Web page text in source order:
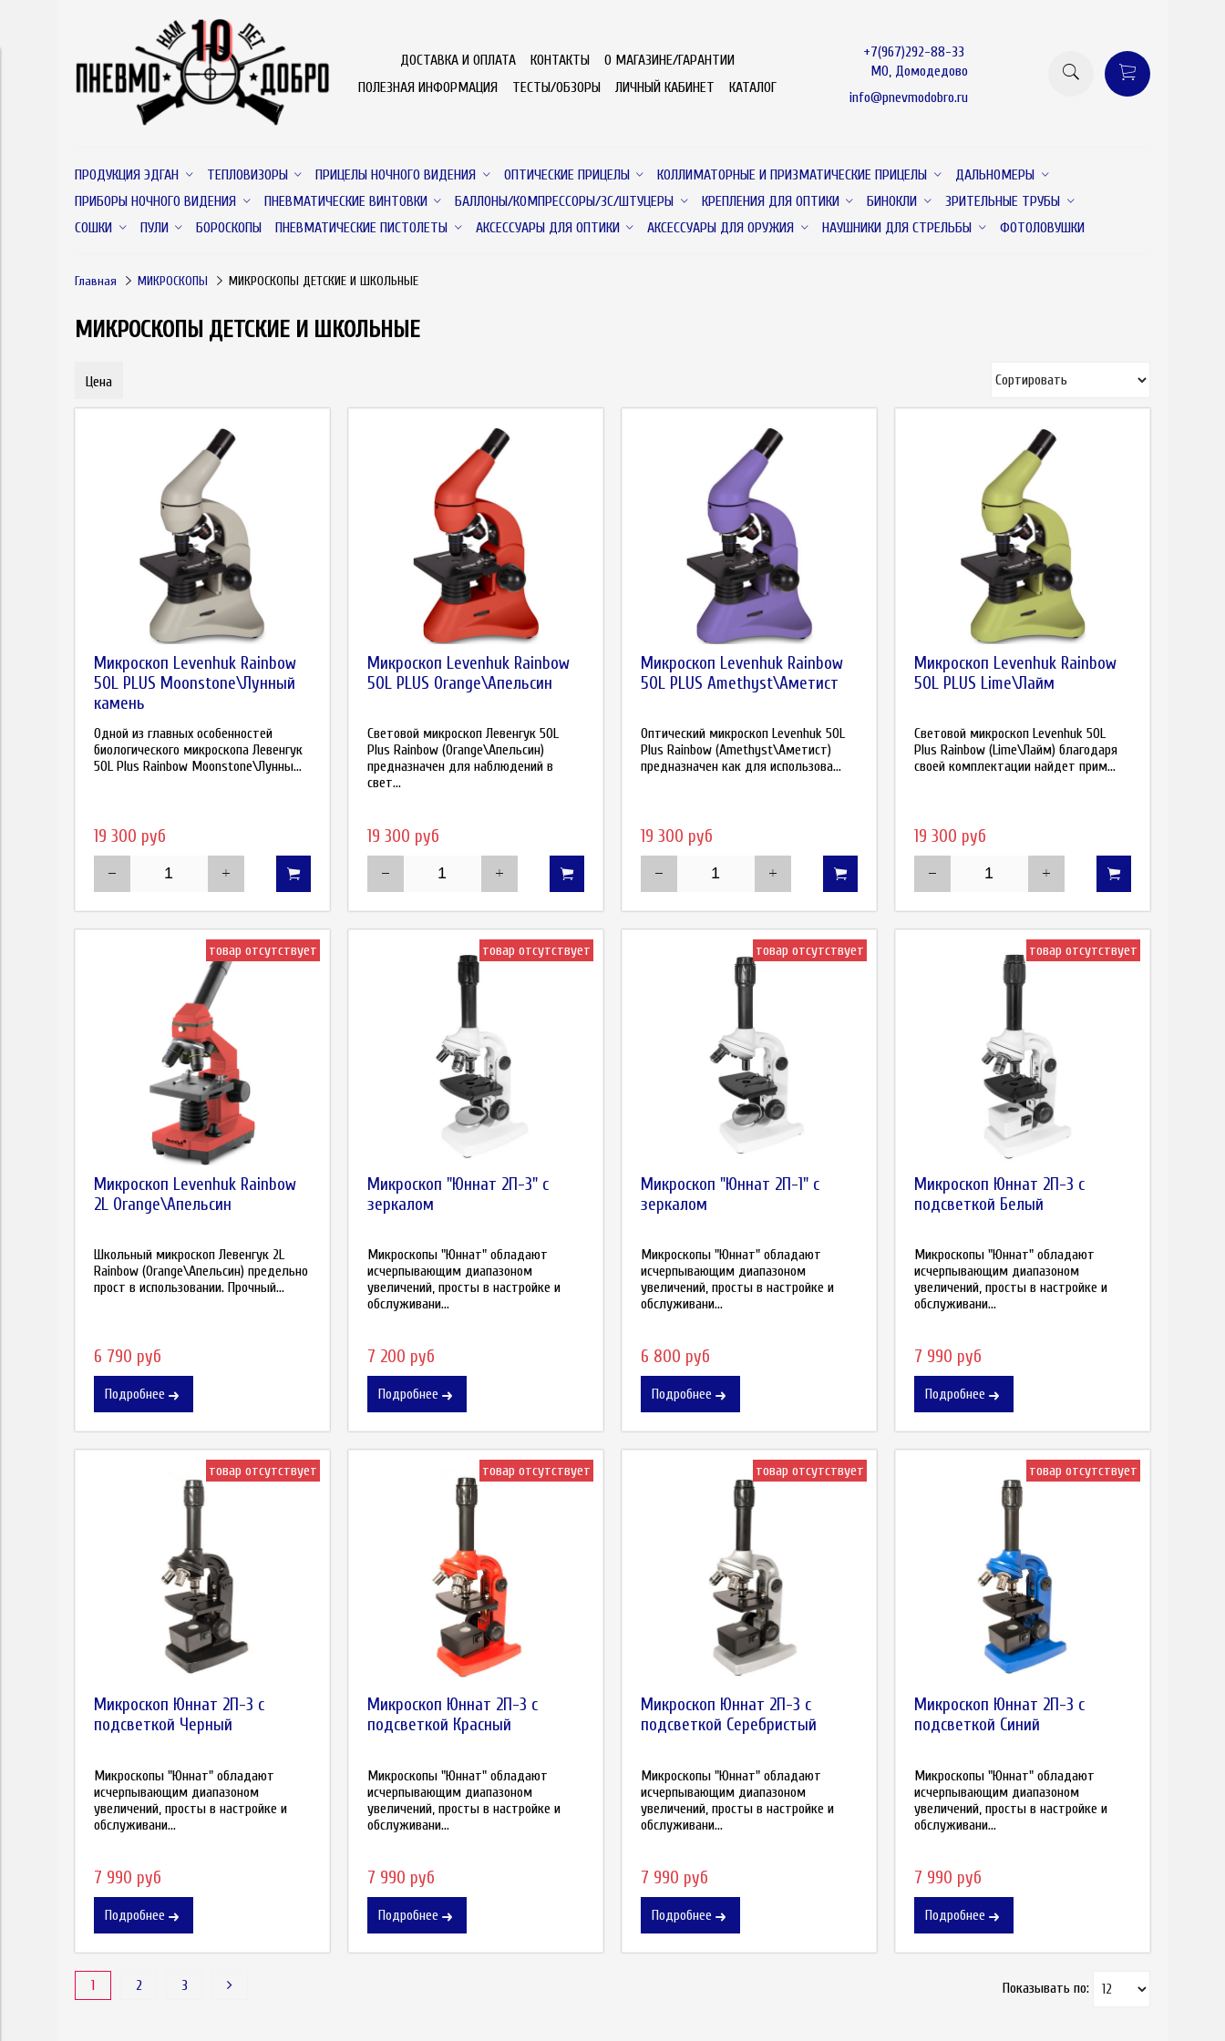
ДОСТАВКА И ОПЛАТА КОНТАКТЫ
О МАГАЗИНЕ/ГАРАНТИИ
ПОЛЕЗНАЯ ИНФОРМАЦИЯ
ТЕСТЫ/ОБЗОРЫ ЛИЧНЫЙ КАБИНЕТ КАТАЛОГ
+7(967)292-88-33
МО, Домодедово
info@pnevmodobro.ru
ПРОДУКЦИЯ ЭДГАН ТЕПЛОВИЗОРЫ ПРИЦЕЛЫ НОЧНОГО ВИДЕНИЯ ОПТИЧЕСКИЕ ПРИЦЕЛЫ КОЛЛИМАТОРНЫЕ И ПРИЗМАТИЧЕСКИЕ ПРИЦЕЛЫ
ДАЛЬНОМЕРЫ
ПРИБОРЫ НОЧНОГО ВИДЕНИЯ
ПНЕВМАТИЧЕСКИЕ ВИНТОВКИ БАЛЛОНЫ/КОМПРЕССОРЫ/ЗС/ШТУЦЕРЫ КРЕПЛЕНИЯ ДЛЯ ОПТИКИ БИНОКЛИ
ЗРИТЕЛЬНЫЕ ТРУБЫ
СОШКИ
ПУЛИ БОРОСКОПЫ ПНЕВМАТИЧЕСКИЕ ПИСТОЛЕТЫ АКСЕССУАРЫ ДЛЯ ОПТИКИ АКСЕССУАРЫ ДЛЯ ОРУЖИЯ НАУШНИКИ ДЛЯ СТРЕЛЬБЫ ФОТОЛОВУШКИ
Главная МИКРОСКОПЫ МИКРОСКОПЫ ДЕТСКИЕ И ШКОЛЬНЫЕ
МИКРОСКОПЫ ДЕТСКИЕ И ШКОЛЬНЫЕ
Цена
Микроскоп Levenhuk Rainbow
50L PLUS Moonstone\Лунный
камень
Одной из главных особенностей
биологического микроскопа Левенгук
50L Plus Rainbow Moonstone\Лунны...
19 300 руб
Микроскоп Levenhuk Rainbow
50L PLUS Orange\Апельсин
Световой микроскоп Левенгук 50L
Plus Rainbow (Orange\Апельсин)
предназначен для наблюдений в
свет...
19 300 руб
Микроскоп Levenhuk Rainbow
50L PLUS Amethyst\Аметист
Оптический микроскоп Levenhuk 50L
Plus Rainbow (Amethyst\Аметист)
предназначен как для использова...
19 300 руб
Микроскоп Levenhuk Rainbow
50L PLUS Lime\Лайм
Световой микроскоп Levenhuk 50L
Plus Rainbow (Lime\Лайм) благодаря
своей комплектации найдет прим...
19 300 руб
товар отсутствует
Микроскоп Levenhuk Rainbow
2L Orange\Апельсин
Школьный микроскоп Левенгук 2L
Rainbow (Orange\Апельсин) предельно
прост в использовании. Прочный...
6 790 руб
Подробнее
товар отсутствует
Микроскоп "Юннат 2П-3" с
зеркалом
Микроскопы "Юннат" обладают
исчерпывающим диапазоном
увеличений, просты в настройке и
обслуживани...
7 200 руб
Подробнее
товар отсутствует
Микроскоп "Юннат 2П-1" с
зеркалом
Микроскопы "Юннат" обладают
исчерпывающим диапазоном
увеличений, просты в настройке и
обслуживани...
6 800 руб
Подробнее
товар отсутствует
Микроскоп Юннат 2П-3 с
подсветкой Белый
Микроскопы "Юннат" обладают
исчерпывающим диапазоном
увеличений, просты в настройке и
обслуживани...
7 990 руб
Подробнее
товар отсутствует
Микроскоп Юннат 2П-3 с
подсветкой Черный
Микроскопы "Юннат" обладают
исчерпывающим диапазоном
увеличений, просты в настройке и
обслуживани...
7 990 руб
Подробнее
товар отсутствует
Микроскоп Юннат 2П-3 с
подсветкой Красный
Микроскопы "Юннат" обладают
исчерпывающим диапазоном
увеличений, просты в настройке и
обслуживани...
7 990 руб
Подробнее
товар отсутствует
Микроскоп Юннат 2П-3 с
подсветкой Серебристый
Микроскопы "Юннат" обладают
исчерпывающим диапазоном
увеличений, просты в настройке и
обслуживани...
7 990 руб
Подробнее
товар отсутствует
Микроскоп Юннат 2П-3 с
подсветкой Синий
Микроскопы "Юннат" обладают
исчерпывающим диапазоном
увеличений, просты в настройке и
обслуживани...
7 990 руб
Подробнее
1 2 3 Показывать по: